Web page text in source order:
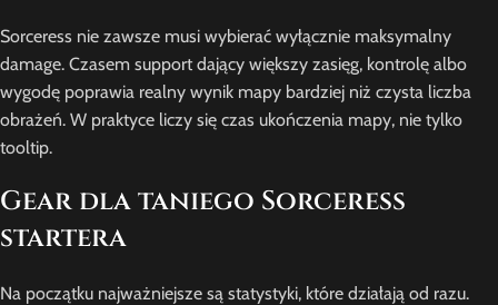
Sorceress nie zawsze musi wybierać wyłącznie maksymalny
damage. Czasem support dający większy zasięg, kontrolę albo
wygodę poprawia realny wynik mapy bardziej niż czysta liczba
obrażeń. W praktyce liczy się czas ukończenia mapy, nie tylko
tooltip.
Gear dla taniego Sorceress
startera
Na początku najważniejsze są statystyki, które działają od razu.